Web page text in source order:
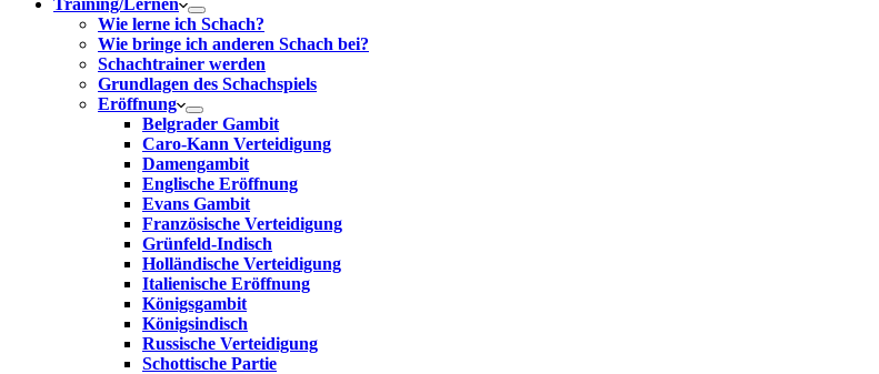
Training/Lernen
Wie lerne ich Schach?
Wie bringe ich anderen Schach bei?
Schachtrainer werden
Grundlagen des Schachspiels
Eröffnung
Belgrader Gambit
Caro-Kann Verteidigung
Damengambit
Englische Eröffnung
Evans Gambit
Französische Verteidigung
Grünfeld-Indisch
Holländische Verteidigung
Italienische Eröffnung
Königsgambit
Königsindisch
Russische Verteidigung
Schottische Partie